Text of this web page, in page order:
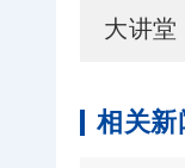
大讲堂
相关新